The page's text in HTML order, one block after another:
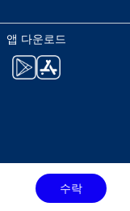
앱 다운로드
수락